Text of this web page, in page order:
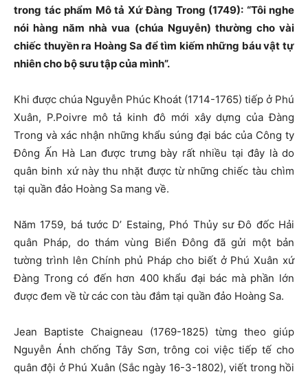
trong tác phẩm Mô tả Xứ Đàng Trong (1749): “Tôi nghe
nói hàng năm nhà vua (chúa Nguyễn) thường cho vài
chiếc thuyền ra Hoàng Sa để tìm kiếm những báu vật tự
nhiên cho bộ sưu tập của mình”.
Khi được chúa Nguyễn Phúc Khoát (1714-1765) tiếp ở Phú
Xuân, P.Poivre mô tả kinh đô mới xây dựng của Đàng
Trong và xác nhận những khẩu súng đại bác của Công ty
Đông Ấn Hà Lan được trưng bày rất nhiều tại đây là do
quân binh xứ này thu nhặt được từ những chiếc tàu chìm
tại quần đảo Hoàng Sa mang về.
Năm 1759, bá tước D’ Estaing, Phó Thủy sư Đô đốc Hải
quân Pháp, do thám vùng Biển Đông đã gửi một bản
tường trình lên Chính phủ Pháp cho biết ở Phú Xuân xứ
Đàng Trong có đến hơn 400 khẩu đại bác mà phần lớn
được đem về từ các con tàu đắm tại quần đảo Hoàng Sa.
Jean Baptiste Chaigneau (1769-1825) từng theo giúp
Nguyễn Ánh chống Tây Sơn, trông coi việc tiếp tế cho
quân đội ở Phú Xuân (Sắc ngày 16-3-1802), viết trong hồi